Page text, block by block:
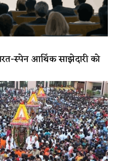
स्पेन आर्थिक साझेदारी को